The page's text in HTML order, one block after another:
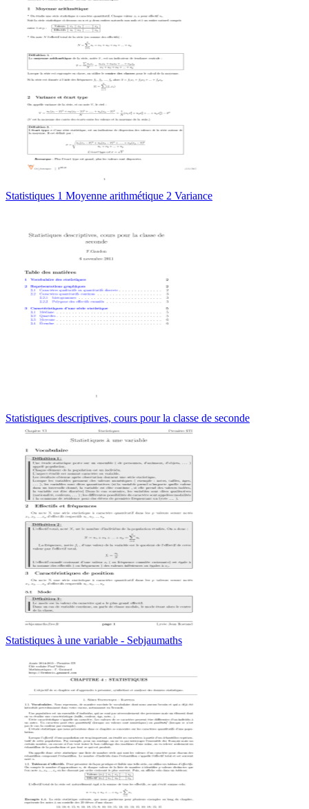
Statistiques 1 Moyenne arithmétique 2 Variance
Statistiques descriptives, cours pour la classe de seconde
Statistiques à une variable - Sebjaumaths